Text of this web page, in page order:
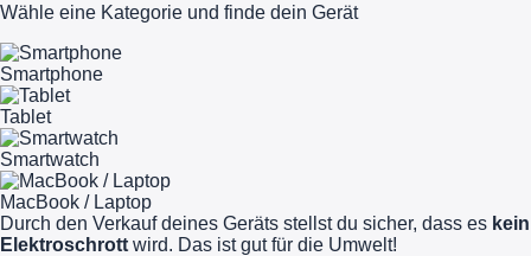
Wähle eine Kategorie und finde dein Gerät
Smartphone
Tablet
Smartwatch
MacBook / Laptop
Durch den Verkauf deines Geräts stellst du sicher, dass es kein
Elektroschrott wird. Das ist gut für die Umwelt!